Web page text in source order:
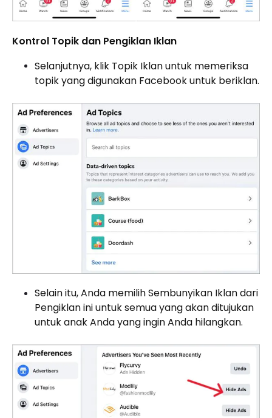
Kontrol Topik dan Pengiklan Iklan
Selanjutnya, klik Topik Iklan untuk memeriksa
topik yang digunakan Facebook untuk beriklan.
Selain itu, Anda memilih Sembunyikan Iklan dari
Pengiklan ini untuk semua yang akan ditujukan
untuk anak Anda yang ingin Anda hilangkan.